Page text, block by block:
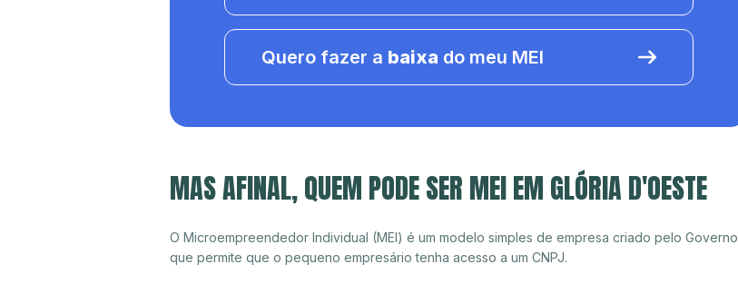
Quero fazer a baixa do meu MEI
MAS AFINAL, QUEM PODE SER MEI EM GLÓRIA D'OESTE
O Microempreendedor Individual (MEI) é um modelo simples de empresa criado pelo Governo
que permite que o pequeno empresário tenha acesso a um CNPJ.